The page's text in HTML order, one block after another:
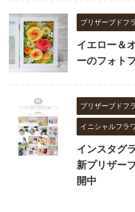
プリザーブドフ
イエロー＆
ーのフォト
プリザーブドフ
イニシャルフラ
インスタグ
新プリザー
開中